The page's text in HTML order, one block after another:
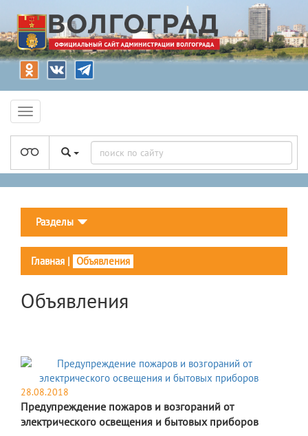
Разделы
Главная | Объявления
Объявления
28.08.2018
Предупреждение пожаров и возгораний от
электрического освещения и бытовых приборов